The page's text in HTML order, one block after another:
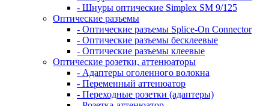
- Шнуры оптические Simplex SM 9/125
Оптические разъемы
- Оптические разъемы Splice-On Connector
- Оптические разъемы бесклеевые
- Оптические разъемы клеевые
Оптические розетки, аттенюаторы
- Адаптеры оголенного волокна
- Переменный аттенюатор
- Переходные розетки (адаптеры)